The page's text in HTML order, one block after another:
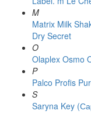
M
Matrix Milk
Dry Secret
O
Olaplex Osmo
P
Palco Profis
S
Saryna Key